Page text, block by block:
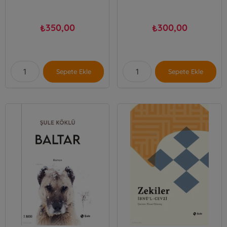
₺350,00
Sepete Ekle
₺300,00
Sepete Ekle